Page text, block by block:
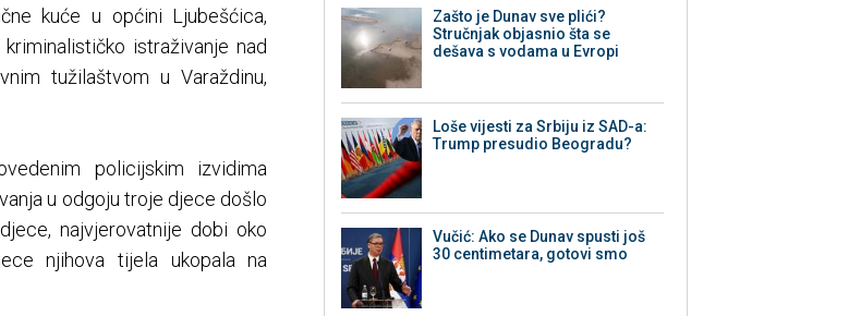
kuće u općini Ljubešćica,
istraživanje nad
tužilaštvom u Varaždinu,
policijskim izvidima
u odgoju troje djece došlo
najvjerovatnije dobi oko
njihova tijela ukopala na
Zašto je Dunav sve plići?
Stručnjak objasnio šta se
dešava s vodama u Evropi
Loše vijesti za Srbiju iz SAD-a:
Trump presudio Beogradu?
Vučić: Ako se Dunav spusti još
30 centimetara, gotovi smo